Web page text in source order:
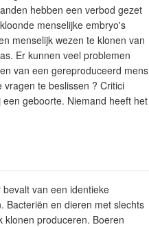
hebben een verbod gezet
menselijke embryo's
menselijk wezen te klonen van
Er kunnen veel problemen
van een gereproduceerd mens
te beslissen ? Critici
geboorte. Niemand heeft het
van een identieke
Bacteriën en dieren met slechts
klonen produceren. Boeren